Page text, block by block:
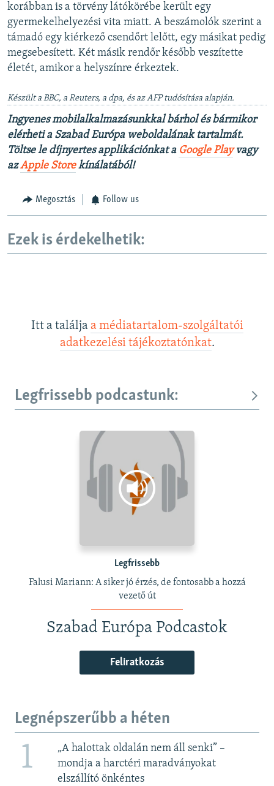
korábban is a törvény látókörébe került egy
gyermekelhelyezési vita miatt. A beszámolók szerint a
támadó egy kiérkező csendőrt lelőtt, egy másikat pedig
megsebesített. Két másik rendőr később veszítette
életét, amikor a helyszínre érkeztek.
Készült a BBC, a Reuters, a dpa, és az AFP tudósítása alapján.
Ingyenes mobilalkalmazásunkkal bárhol és bármikor
elérheti a Szabad Európa weboldalának tartalmát.
Töltse le díjnyertes applikációnkat a Google Playvagy
azApple Storekínálatából!
Megosztás Follow us
Ezek is érdekelhetik:
Itt a találja a médiatartalom-szolgáltatói
adatkezelési tájékoztatónkat.
Legfrissebb podcastunk:
Legfrissebb
Falusi Mariann: A siker jó érzés, de fontosabb a hozzá
vezető út
Szabad Európa Podcastok
Feliratkozás
Legnépszerűbb a héten
1
„A halottak oldalán nem áll senki” –
mondja a harctéri maradványokat
elszállító önkéntes